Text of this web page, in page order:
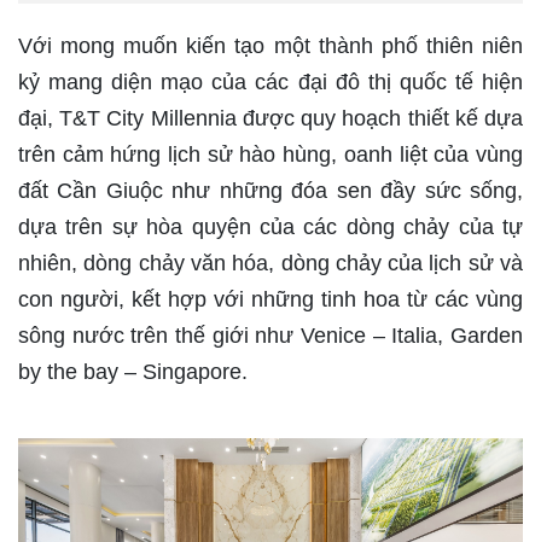
Với mong muốn kiến tạo một thành phố thiên niên
kỷ mang diện mạo của các đại đô thị quốc tế hiện
đại, T&T City Millennia được quy hoạch thiết kế dựa
trên cảm hứng lịch sử hào hùng, oanh liệt của vùng
đất Cần Giuộc như những đóa sen đầy sức sống,
dựa trên sự hòa quyện của các dòng chảy của tự
nhiên, dòng chảy văn hóa, dòng chảy của lịch sử và
con người, kết hợp với những tinh hoa từ các vùng
sông nước trên thế giới như Venice – Italia, Garden
by the bay – Singapore.